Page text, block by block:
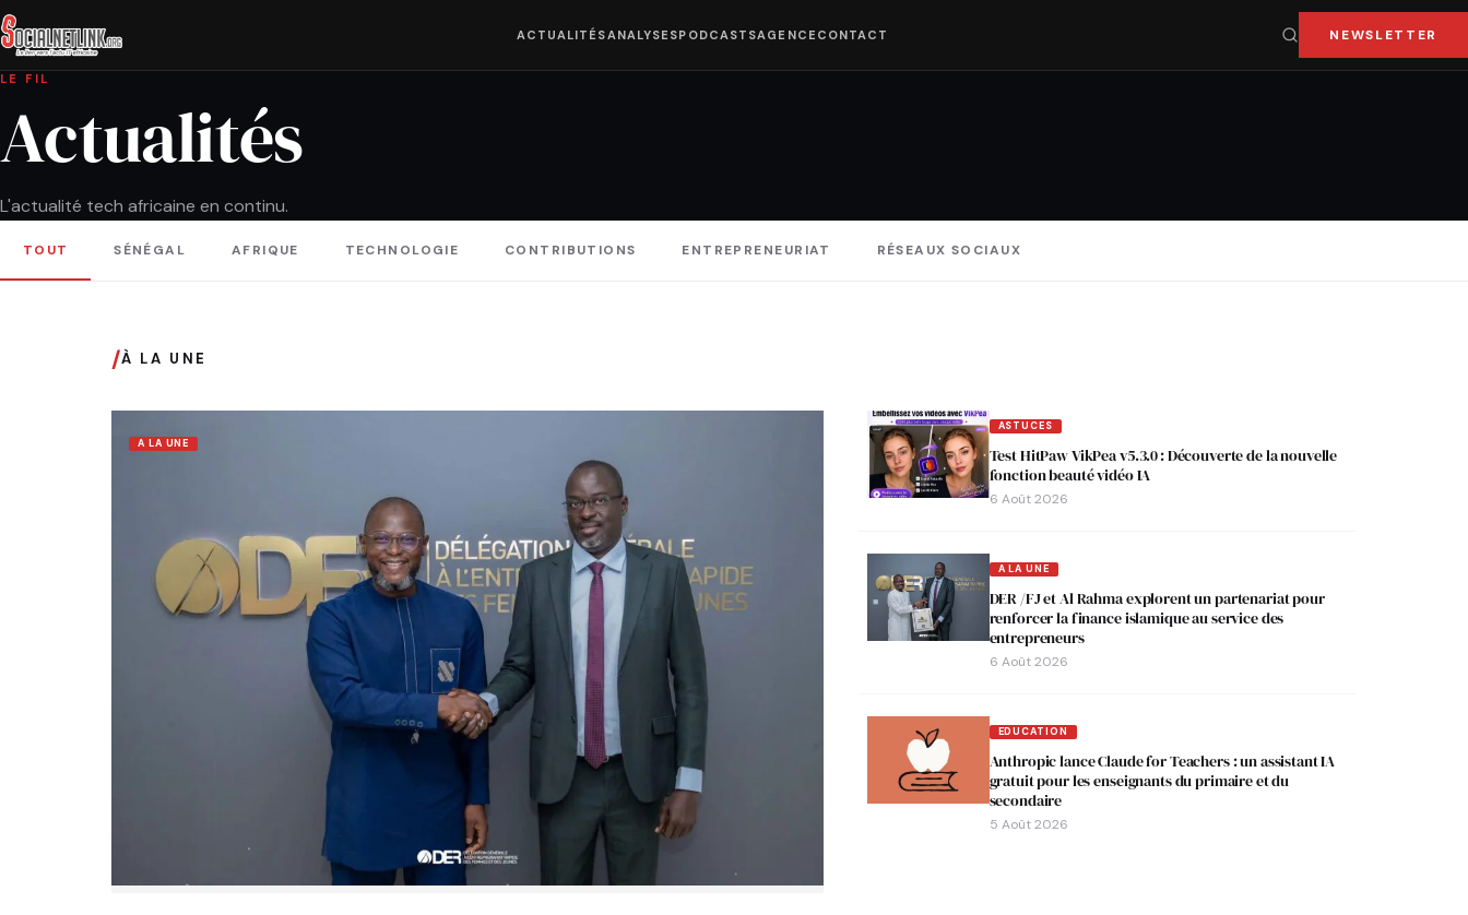
ACTUALITÉSANALYSESPODCASTSAGENCE CONTACT NEWSLETTER
LE FIL
Actualités
L'actualité tech africaine en continu.
TOUT SÉNÉGAL AFRIQUE TECHNOLOGIE CONTRIBUTIONS ENTREPRENEURIAT RÉSEAUX SOCIAUX
/À LA UNE
A LA UNE
ASTUCES
Test HitPaw VikPea v5.3.0 : Découverte de la nouvelle
fonction beauté vidéo IA
6 Août 2026
A LA UNE
DER /FJ et Al Rahma explorent un partenariat pour
renforcer la finance islamique au service des
entrepreneurs
6 Août 2026
EDUCATION
Anthropic lance Claude for Teachers : un assistant IA
gratuit pour les enseignants du primaire et du
secondaire
5 Août 2026